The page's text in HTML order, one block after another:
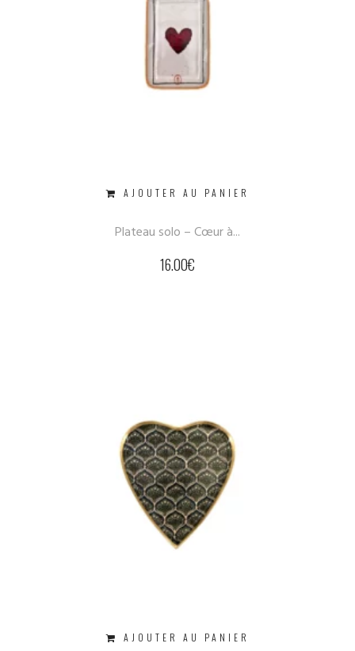
AJOUTER AU PANIER
Plateau solo – Cœur à...
16.00€
AJOUTER AU PANIER